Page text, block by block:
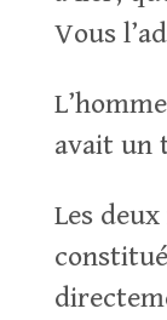
Vous
avait un
Les